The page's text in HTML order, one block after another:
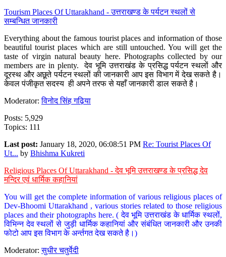
Tourism Places Of Uttarakhand - उत्तराखण्ड के पर्यटन स्थलों से
सम्बन्धित जानकारी
Everything about the famous tourist places and information of those
beautiful tourist places which are still untouched. You will get the
taste of virgin natural beauty here. Photographs collected by our
members are in plenty. देव भूमि उत्तराखंड के प्रसिद्ध पर्यटन स्थलों और
दूरस्थ और अछूते पर्यटन स्थलों की जानकारी आप इस विभाग में देख सकते है।
केवल पंजीकृत सदस्य ही अपने तरफ से यहाँ जानकारी डाल सकते है।
Moderator:विनोद सिंह गढ़िया
Posts: 5,929
Topics: 111
Last post: January 18, 2020, 06:08:51 PM Re: Tourist Places Of
Ut... by Bhishma Kukreti
Religious Places Of Uttarakhand - देव भूमि उत्तराखण्ड के प्रसिद्ध देव
मन्दिर एवं धार्मिक कहानियां
You will get the complete information of various religious places of
Dev-Bhoomi Uttarakhand , various stories related to those religious
places and their photographs here. ( देव भूमि उत्तराखंड के धार्मिक स्थलों,
विभिन्न देव स्थलों से जुड़ी धार्मिक कहानियां और संबंधित जानकारी और उनकी
फोटो आप इस विभाग के अर्न्तगत देख सकते है।)
Moderator:सुधीर चतुर्वेदी